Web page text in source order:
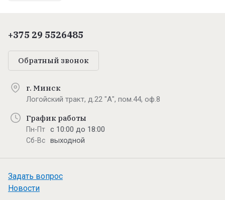
+375 29 5526485
Обратный звонок
г. Минск
Логойский тракт, д.22 "А", пом.44, оф.8
График работы
Пн-Пт с 10:00 до 18:00
Сб-Вс выходной
Задать вопрос
Новости